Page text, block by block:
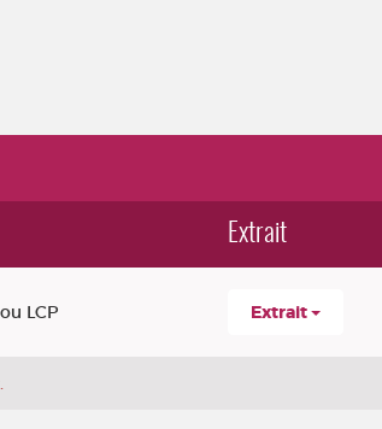
Extrait
LCP Extrait